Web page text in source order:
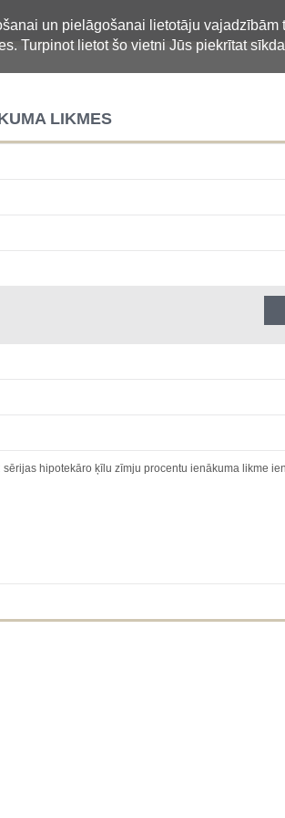
un pielāgošanai lietotāju vajadzībām
Turpinot lietot šo vietni Jūs piekrītat
LIKMES
sērijas hipotekāro ķīlu zīmju procentu ienākuma